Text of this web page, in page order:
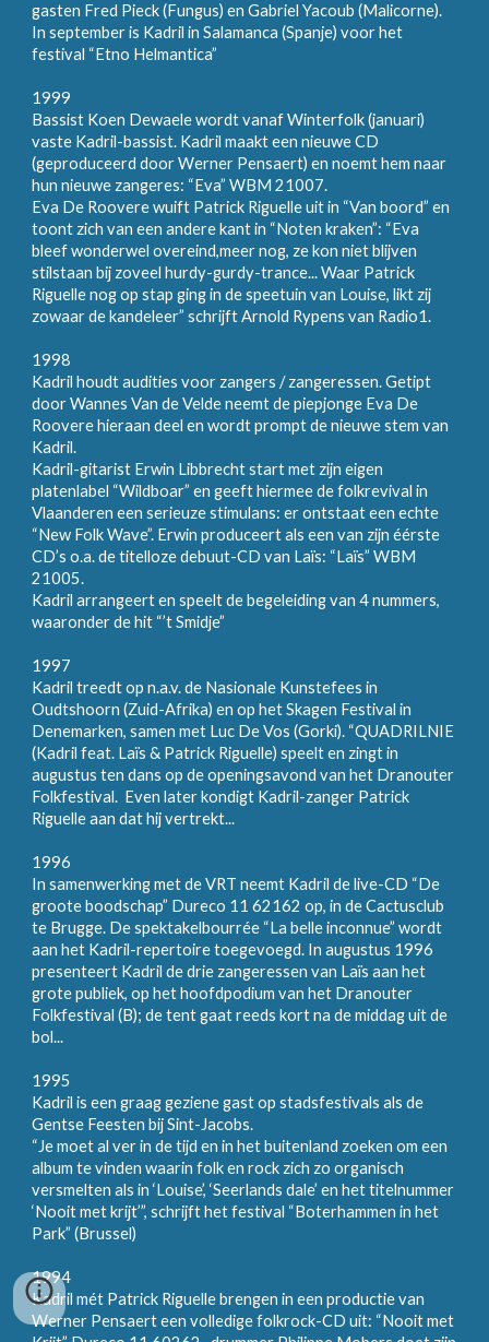
gasten Fred Pieck (Fungus) en Gabriel Yacoub (Malicorne).
In september is Kadril in Salamanca (Spanje) voor het
festival “Etno Helmantica”
1999
Bassist Koen Dewaele wordt vanaf Winterfolk (januari)
vaste Kadril-bassist. Kadril maakt een nieuwe CD
(geproduceerd door Werner Pensaert) en noemt hem naar
hun nieuwe zangeres: “Eva” WBM 21007.
Eva De Roovere wuift Patrick Riguelle uit in “Van boord” en
toont zich van een andere kant in “Noten kraken”: “Eva
bleef wonderwel overeind,meer nog, ze kon niet blijven
stilstaan bij zoveel hurdy-gurdy-trance... Waar Patrick
Riguelle nog op stap ging in de speetuin van Louise, likt zij
zowaar de kandeleer” schrijft Arnold Rypens van Radio1.
1998
Kadril houdt audities voor zangers / zangeressen. Getipt
door Wannes Van de Velde neemt de piepjonge Eva De
Roovere hieraan deel en wordt prompt de nieuwe stem van
Kadril.
Kadril-gitarist Erwin Libbrecht start met zijn eigen
platenlabel “Wildboar” en geeft hiermee de folkrevival in
Vlaanderen een serieuze stimulans: er ontstaat een echte
“New Folk Wave”. Erwin produceert als een van zijn éérste
CD’s o.a. de titelloze debuut-CD van Laïs: “Laïs” WBM
21005.
Kadril arrangeert en speelt de begeleiding van 4 nummers,
waaronder de hit “’t Smidje”
1997
Kadril treedt op n.a.v. de Nasionale Kunstefees in
Oudtshoorn (Zuid-Afrika) en op het Skagen Festival in
Denemarken, samen met Luc De Vos (Gorki). “QUADRILNIE
(Kadril feat. Laïs & Patrick Riguelle) speelt en zingt in
augustus ten dans op de openingsavond van het Dranouter
Folkfestival. Even later kondigt Kadril-zanger Patrick
Riguelle aan dat hij vertrekt...
1996
In samenwerking met de VRT neemt Kadril de live-CD “De
groote boodschap” Dureco 11 62162 op, in de Cactusclub
te Brugge. De spektakelbourrée “La belle inconnue” wordt
aan het Kadril-repertoire toegevoegd. In augustus 1996
presenteert Kadril de drie zangeressen van Laïs aan het
grote publiek, op het hoofdpodium van het Dranouter
Folkfestival (B); de tent gaat reeds kort na de middag uit de
bol...
1995
Kadril is een graag geziene gast op stadsfestivals als de
Gentse Feesten bij Sint-Jacobs.
“Je moet al ver in de tijd en in het buitenland zoeken om een
album te vinden waarin folk en rock zich zo organisch
versmelten als in ‘Louise’, ‘Seerlands dale’ en het titelnummer
‘Nooit met krijt’”, schrijft het festival “Boterhammen in het
Park” (Brussel)
1994
Kadril mét Patrick Riguelle brengen in een productie van
Werner Pensaert een volledige folkrock-CD uit: “Nooit met